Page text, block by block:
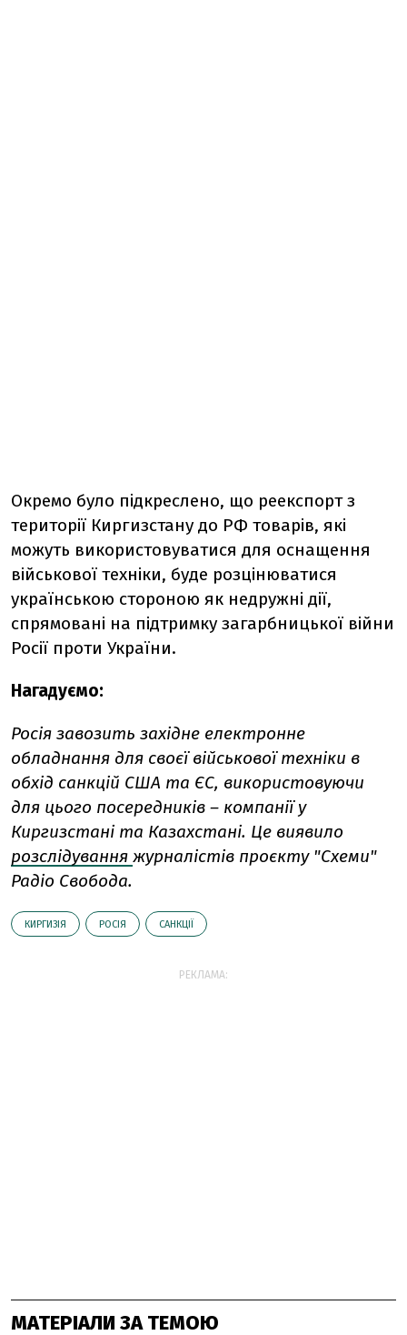
Окремо було підкреслено, що реекспорт з
території Киргизстану до РФ товарів, які
можуть використовуватися для оснащення
військової техніки, буде розцінюватися
українською стороною як недружні дії,
спрямовані на підтримку загарбницької війни
Росії проти України.
Нагадуємо:
Росія завозить західне електронне
обладнання для своєї військової техніки в
обхід санкцій США та ЄС, використовуючи
для цього посередників – компанії у
Киргизстані та Казахстані. Це виявило
розслідування журналістів проєкту "Схеми"
Радіо Свобода.
КИРГИЗІЯ РОСІЯ САНКЦІЇ
РЕКЛАМА:
МАТЕРІАЛИ ЗА ТЕМОЮ